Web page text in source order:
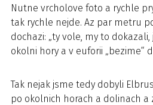
Nutne vrcholove foto a rychle
tak rychle nejde. Az par metru
dochazi: „ty vole, my to
okolni hory a v euforii „bezime“
Tak nejak jsme tedy dobyli
po okolnich horach a dolinach a